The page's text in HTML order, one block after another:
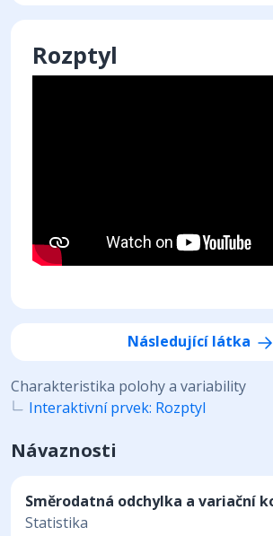
Rozptyl
Následující látka
Charakteristika polohy a variability
Interaktivní prvek: Rozptyl
Návaznosti
Směrodatná odchylka a variační
Statistika